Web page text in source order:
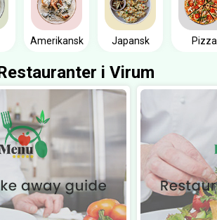
Amerikansk Japansk Pizza
i Virum